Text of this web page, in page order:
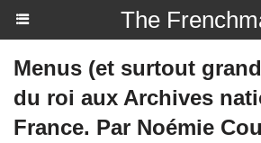
The
Menus (et surtout
du roi aux Archives
France. Par Noémie